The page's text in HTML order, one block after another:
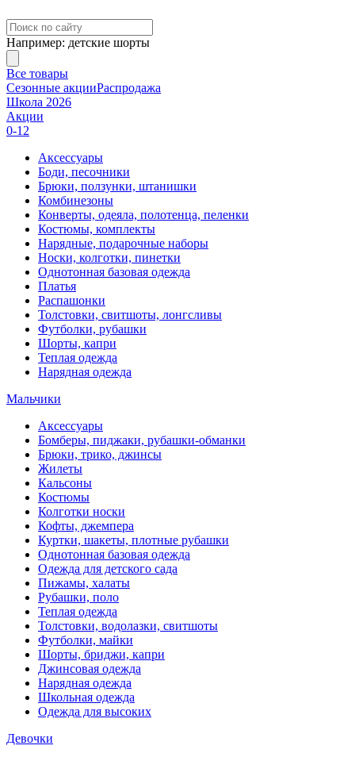
Например: детские шорты
Все товары
Сезонные акцииРаспродажа
Школа 2026
Акции
0-12
Аксессуары
Боди, песочники
Брюки, ползунки, штанишки
Комбинезоны
Конверты, одеяла, полотенца, пеленки
Костюмы, комплекты
Нарядные, подарочные наборы
Носки, колготки, пинетки
Однотонная базовая одежда
Платья
Распашонки
Толстовки, свитшоты, лонгсливы
Футболки, рубашки
Шорты, капри
Теплая одежда
Нарядная одежда
Мальчики
Аксессуары
Бомберы, пиджаки, рубашки-обманки
Брюки, трико, джинсы
Жилеты
Кальсоны
Костюмы
Колготки носки
Кофты, джемпера
Куртки, шакеты, плотные рубашки
Однотонная базовая одежда
Одежда для детского сада
Пижамы, халаты
Рубашки, поло
Теплая одежда
Толстовки, водолазки, свитшоты
Футболки, майки
Шорты, бриджи, капри
Джинсовая одежда
Нарядная одежда
Школьная одежда
Одежда для высоких
Девочки